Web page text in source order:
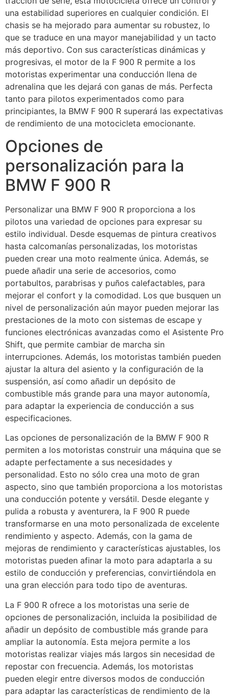
una estabilidad superiores en cualquier condición. El
chasis se ha mejorado para aumentar su robustez, lo
que se traduce en una mayor manejabilidad y un tacto
más deportivo. Con sus características dinámicas y
progresivas, el motor de la F 900 R permite a los
motoristas experimentar una conducción llena de
adrenalina que les dejará con ganas de más. Perfecta
tanto para pilotos experimentados como para
principiantes, la BMW F 900 R superará las expectativas
de rendimiento de una motocicleta emocionante.
Opciones de
personalización para la
BMW F 900 R
Personalizar una BMW F 900 R proporciona a los
pilotos una variedad de opciones para expresar su
estilo individual. Desde esquemas de pintura creativos
hasta calcomanías personalizadas, los motoristas
pueden crear una moto realmente única. Además, se
puede añadir una serie de accesorios, como
portabultos, parabrisas y puños calefactables, para
mejorar el confort y la comodidad. Los que busquen un
nivel de personalización aún mayor pueden mejorar las
prestaciones de la moto con sistemas de escape y
funciones electrónicas avanzadas como el Asistente Pro
Shift, que permite cambiar de marcha sin
interrupciones. Además, los motoristas también pueden
ajustar la altura del asiento y la configuración de la
suspensión, así como añadir un depósito de
combustible más grande para una mayor autonomía,
para adaptar la experiencia de conducción a sus
especificaciones.
Las opciones de personalización de la BMW F 900 R
permiten a los motoristas construir una máquina que se
adapte perfectamente a sus necesidades y
personalidad. Esto no sólo crea una moto de gran
aspecto, sino que también proporciona a los motoristas
una conducción potente y versátil. Desde elegante y
pulida a robusta y aventurera, la F 900 R puede
transformarse en una moto personalizada de excelente
rendimiento y aspecto. Además, con la gama de
mejoras de rendimiento y características ajustables, los
motoristas pueden afinar la moto para adaptarla a su
estilo de conducción y preferencias, convirtiéndola en
una gran elección para todo tipo de aventuras.
La F 900 R ofrece a los motoristas una serie de
opciones de personalización, incluida la posibilidad de
añadir un depósito de combustible más grande para
ampliar la autonomía. Esta mejora permite a los
motoristas realizar viajes más largos sin necesidad de
repostar con frecuencia. Además, los motoristas
pueden elegir entre diversos modos de conducción
para adaptar las características de rendimiento de la